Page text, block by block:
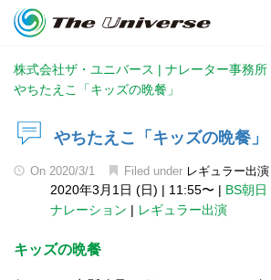
株式会社ザ・ユニバース | ナレーター事務所
やちたえこ「キッズの晩餐」
やちたえこ「キッズの晩餐」
On 2020/3/1 Filed under レギュラー出演
2020年3月1日 (日) | 11:55〜 | BS朝日
ナレーション | レギュラー出演
キッズの晩餐